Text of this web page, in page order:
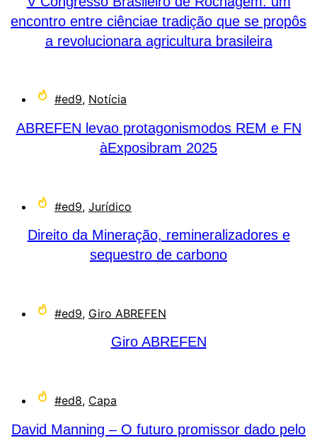
encontro entre ciênciae tradição que se propôs
a revolucionara agricultura brasileira
#ed9, Notícia
ABREFEN levao protagonismodos REM e FN
àExposibram 2025
#ed9, Jurídico
Direito da Mineração, remineralizadores e
sequestro de carbono
#ed9, Giro ABREFEN
Giro ABREFEN
#ed8, Capa
David Manning – O futuro promissor dado pelo